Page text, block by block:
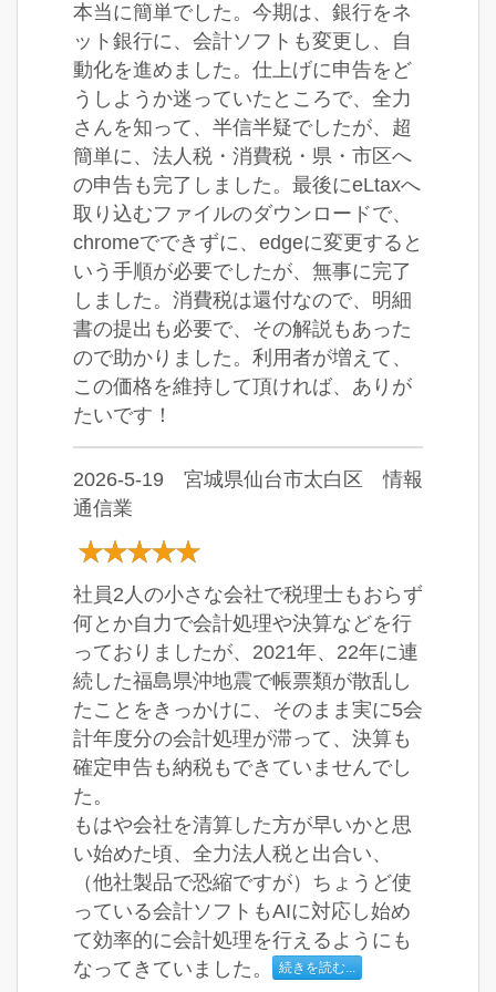
本当に簡単でした。今期は、銀行をネ
ット銀行に、会計ソフトも変更し、自
動化を進めました。仕上げに申告をど
うしようか迷っていたところで、全力
さんを知って、半信半疑でしたが、超
簡単に、法人税・消費税・県・市区へ
の申告も完了しました。最後にeLtaxへ
取り込むファイルのダウンロードで、
chromeでできずに、edgeに変更すると
いう手順が必要でしたが、無事に完了
しました。消費税は還付なので、明細
書の提出も必要で、その解説もあった
ので助かりました。利用者が増えて、
この価格を維持して頂ければ、ありが
たいです！
2026-5-19 宮城県仙台市太白区 情報
通信業
社員2人の小さな会社で税理士もおらず
何とか自力で会計処理や決算などを行
っておりましたが、2021年、22年に連
続した福島県沖地震で帳票類が散乱し
たことをきっかけに、そのまま実に5会
計年度分の会計処理が滞って、決算も
確定申告も納税もできていませんでし
た。
もはや会社を清算した方が早いかと思
い始めた頃、全力法人税と出合い、
（他社製品で恐縮ですが）ちょうど使
っている会計ソフトもAIに対応し始め
て効率的に会計処理を行えるようにも
なってきていました。
続きを読む...